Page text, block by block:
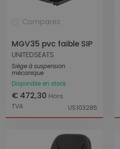
Comparez
MGV35 pvc faible SIP
UNITEDSEATS
Siège à suspension
mécanique
Disponible en stock
€ 472,30 Hors
TVA
US.103285